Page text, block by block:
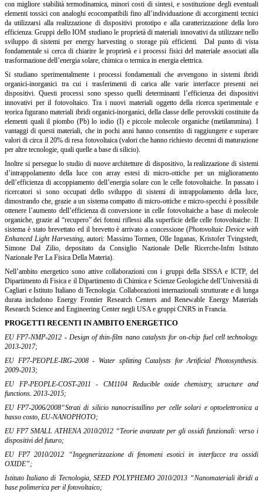
con migliore stabilità termodinamica, minori costi di sintesi, e sostituzione degli eventuali
elementi tossici con analoghi ecocompatibili fino all’individuazione di accorgimenti tecnici
da utilizzarsi alla realizzazione di dispositivi prototipo e alla caratterizzazione della loro
efficienza. Gruppi dello IOM studiano le proprietà di materiali innovativi da utilizzare nello
sviluppo di sistemi per energy harvesting o storage più efficienti. Dal punto di vista
fondamentale si cerca di chiarire le proprietà e i processi fisici del materiale associati alla
trasformazione dell’energia solare, chimica o termica in energia elettrica.
Si studiano sperimentalmente i processi fondamentali che avvengono in sistemi ibridi
organici-inorganici tra cui i trasferimenti di carica alle varie interfacce presenti nei
dispositivi. Questi processi sono spesso quelli determinanti l’efficienza dei dispositivi
innovativi per il fotovoltaico. Tra i nuovi materiali oggetto della ricerca sperimentale e
teorica figurano materiali ibridi organici-inorganici, della classe delle perovskiti costituite da
elementi quali il piombo (Pb) lo iodio (I) e piccole molecole organiche (metilammina). I
vantaggi di questi materiali, che in pochi anni hanno consentito di raggiungere e superare
valori di circa il 20% di resa fotovoltaica (valori che hanno richiesto decenni di maturazione
per altre tecnologie, quali quelle a base di silicio).
Inoltre si persegue lo studio di nuove architetture di dispositivo, la realizzazione di sistemi
d’intrappolamento della luce con array estesi di micro-ottiche per un miglioramento
dell’efficienza di accoppiamento dell’energia solare con le celle fotovoltaiche. In passato i
ricercatori si sono occupati dello sviluppo di sistemi di intrappolamento della luce,
dimostrando che, grazie a un sistema compatto di micro-ottiche e micro-specchi è possibile
ottenere l’aumento dell’efficienza di conversione in celle fotovoltaiche a base di molecole
organiche, grazie al “recupero” dei fotoni riflessi alla superficie delle celle fotovoltaiche. Il
sistema è stato brevettato ed il brevetto è arrivato a concessione (Photovoltaic Device with
Enhanced Light Harvesting, autori: Massimo Tormen, Olle Inganas, Kristofer Tvingstedt,
Simone Dal Zilio, depositato da Consiglio Nazionale Delle Ricerche-Infm Istituto
Nazionale Per La Fisica Della Materia).
Nell’ambito energetico sono attive collaborazioni con i gruppi della SISSA e ICTP, del
Dipartimento di Fisica e il Dipartimento di Chimica e Scienze Geologiche dell’Università di
Cagliari e Istituto Italiano di Tecnologia. Collaborazioni internazionali strutturate e di lunga
durata includono Energy Frontier Research Centers and Renewable Energy Materials
Research Science and Engineering Center negli USA e gruppi CNRS in Francia.
PROGETTI RECENTI IN AMBITO ENERGETICO
EU FP7-NMP-2012 - Design of thin-film nano catalysts for on-chip fuel cell technology.
2013-2017;
EU FP7-PEOPLE-IRG-2008 - Water splitting Catalysts for Artificial Photosynthesis.
2009-2013;
EU FP-PEOPLE-COST-2011 - CM1104 Reducible oxide chemistry, structure and
functions. 2013-2015;
EU FP7-2006/2008“Strati di silicio nanocristallino per celle solari e optoelettronica a
basso costo, EU-NANOPHOTO;
EU FP7 SMALL ATHENA 2010/2012 “Teorie avanzate per gli ossidi funzionali: verso i
dispositivi del futuro;
EU FP7 2010/2012 “Ingegnerizzazione di fenomeni esotici in interfacce tra ossidi
OXIDE”;
Istituto Italiano di Tecnologia, SEED POLYPHEMO 2010/2013 “Nanomateriali ibridi a
base polimerica per il fotovoltaico;